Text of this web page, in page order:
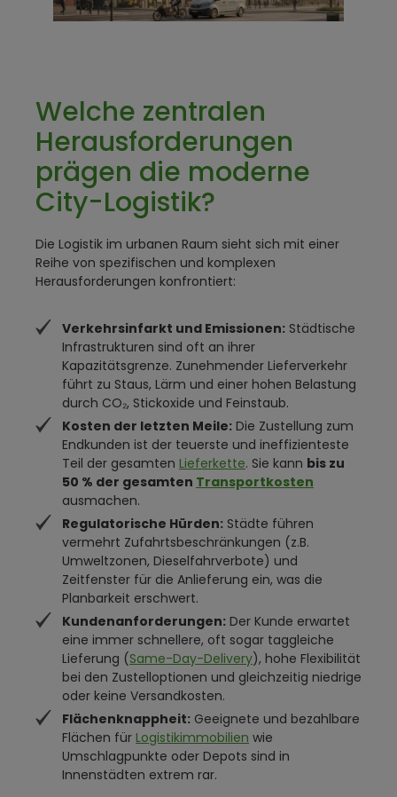
Welche zentralen
Herausforderungen
prägen die moderne
City-Logistik?
Die Logistik im urbanen Raum sieht sich mit einer
Reihe von spezifischen und komplexen
Herausforderungen konfrontiert:
Verkehrsinfarkt und Emissionen: Städtische
Infrastrukturen sind oft an ihrer
Kapazitätsgrenze. Zunehmender Lieferverkehr
führt zu Staus, Lärm und einer hohen Belastung
durch CO₂, Stickoxide und Feinstaub.
Kosten der letzten Meile: Die Zustellung zum
Endkunden ist der teuerste und ineffizienteste
Teil der gesamten Lieferkette. Sie kann bis zu
50 % der gesamten Transportkosten
ausmachen.
Regulatorische Hürden: Städte führen
vermehrt Zufahrtsbeschränkungen (z.B.
Umweltzonen, Dieselfahrverbote) und
Zeitfenster für die Anlieferung ein, was die
Planbarkeit erschwert.
Kundenanforderungen: Der Kunde erwartet
eine immer schnellere, oft sogar taggleiche
Lieferung (Same-Day-Delivery), hohe Flexibilität
bei den Zustelloptionen und gleichzeitig niedrige
oder keine Versandkosten.
Flächenknappheit: Geeignete und bezahlbare
Flächen für Logistikimmobilien wie
Umschlagpunkte oder Depots sind in
Innenstädten extrem rar.